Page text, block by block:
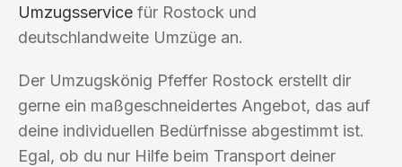
Umzugsservice für Rostock und
deutschlandweite Umzüge an.
Der Umzugskönig Pfeffer Rostock erstellt dir
gerne ein maßgeschneidertes Angebot, das auf
deine individuellen Bedürfnisse abgestimmt ist.
Egal, ob du nur Hilfe beim Transport deiner